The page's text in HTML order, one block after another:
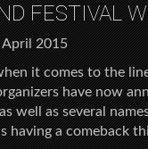
FESTIVAL
2015
it comes to the
have now
well as several
having a comeback